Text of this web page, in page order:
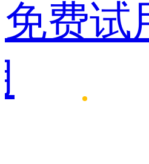
用免费